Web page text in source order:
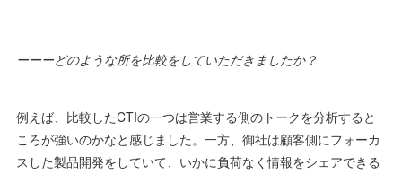
ーーーどのような所を比較をしていただきましたか？
例えば、比較したCTIの一つは営業する側のトークを分析すると
ころが強いのかなと感じました。一方、御社は顧客側にフォーカ
スした製品開発をしていて、いかに負荷なく情報をシェアできる